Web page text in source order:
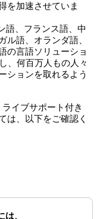
を加速させていま
語、フランス語、中
ル語、オランダ語、
の言語ソリューショ
、何百万人もの人々
ションを取れるよう
イブサポート付き
は、以下をご確認く
、